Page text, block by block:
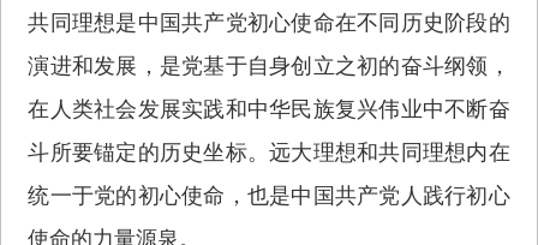
共同理想是中国共产党初心使命在不同历史阶段的
演进和发展，是党基于自身创立之初的奋斗纲领，
在人类社会发展实践和中华民族复兴伟业中不断奋
斗所要锚定的历史坐标。远大理想和共同理想内在
统一于党的初心使命，也是中国共产党人践行初心
使命的力量源泉。